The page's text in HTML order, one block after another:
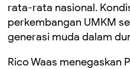
rata-rata nasional.
perkembangan UMKM
generasi muda dalam
Rico Waas menegaskan